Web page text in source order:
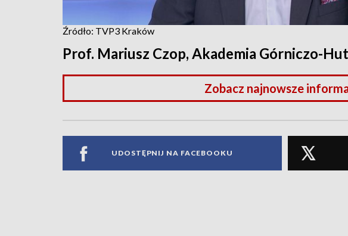
Źródło: TVP3 Kraków
Prof. Mariusz Czop, Akademia Górniczo-
Zobacz najnowsze
UDOSTĘPNIJ NA FACEBOOKU